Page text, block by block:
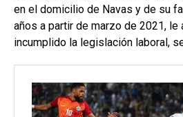
en el domicilio de Navas y de su
años a partir de marzo de 2021, le
incumplido la legislación laboral,